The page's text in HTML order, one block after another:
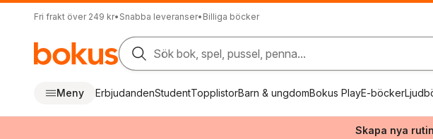
Fri frakt över 249 kr• Snabba leveranser• Billiga böcker
Sök bok, spel, pussel, penna...
Meny ErbjudandenStudentTopplistorBarn & ungdomBokus PlayE-böcker
Skapa nya